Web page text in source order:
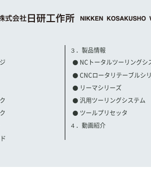
３．製品情報
NCトータルツーリングシ
CNCロータリテーブルシ
リーマシリーズ
汎用ツーリングシステム
ツールプリセッタ
４．動画紹介